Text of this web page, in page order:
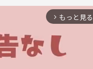
arrow_forward_ios もっと見る